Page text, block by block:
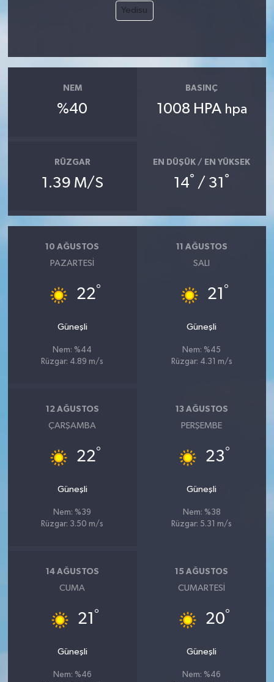
Yedisu
NEM
%40
BASINÇ
1008 HPA hpa
RÜZGAR
1.39 M/S
EN DÜŞÜK / EN YÜKSEK
14° / 31 °
10 AĞUSTOS
PAZARTESI
22°
Güneşli
Nem: %44
Rüzgar: 4.89 m/s
11 AĞUSTOS
SALI
21 °
Güneşli
Nem: %45
Rüzgar: 4.31 m/s
12 AĞUSTOS
ÇARŞAMBA
22°
Güneşli
Nem: %39
Rüzgar: 3.50 m/s
13 AĞUSTOS
PERŞEMBE
23°
Güneşli
Nem: %38
Rüzgar: 5.31 m/s
14 AĞUSTOS
CUMA
21 °
Güneşli
Nem: %46
15 AĞUSTOS
CUMARTESI
20°
Güneşli
Nem: %46